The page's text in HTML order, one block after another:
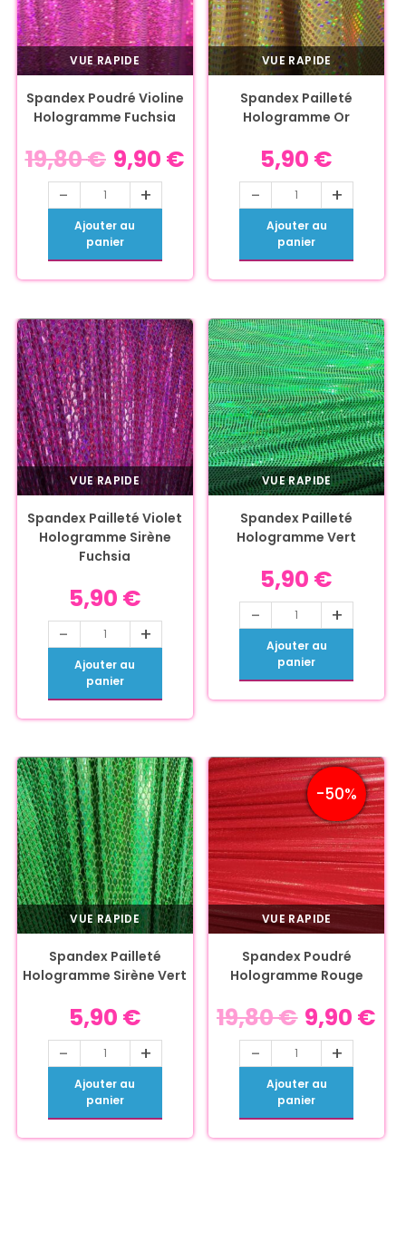
VUE RAPIDE
Spandex Poudré Violine
Hologramme Fuchsia
19,80€ 9,90 €
- +
Ajouter au
panier
VUE RAPIDE
Spandex Pailleté
Hologramme Or
5,90 €
- +
Ajouter au
panier
VUE RAPIDE
Spandex Pailleté Violet
Hologramme Sirène
Fuchsia
5,90 €
- +
Ajouter au
panier
VUE RAPIDE
Spandex Pailleté
Hologramme Vert
5,90 €
- +
Ajouter au
panier
VUE RAPIDE
Spandex Pailleté
Hologramme Sirène Vert
5,90 €
- +
Ajouter au
panier
-50%
VUE RAPIDE
Spandex Poudré
Hologramme Rouge
19,80€ 9,90 €
- +
Ajouter au
panier